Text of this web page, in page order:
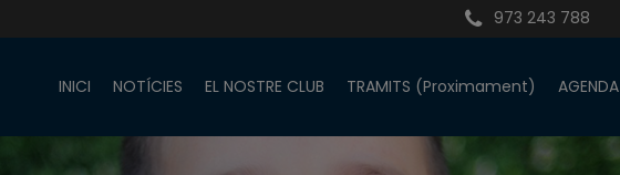
973 243 788
INICI NOTÍCIES EL NOSTRE CLUB TRAMITS (Proximament) AGENDA